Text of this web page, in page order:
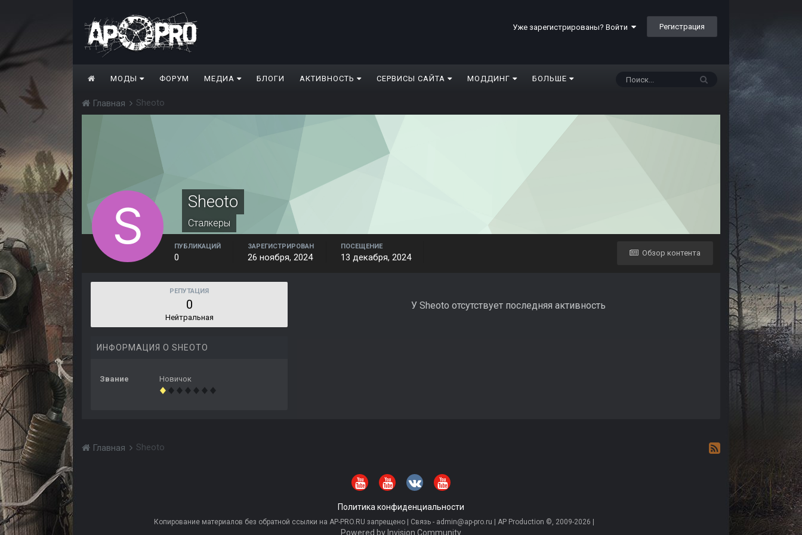
Уже зарегистрированы? Войти Регистрация
МОДЫ ФОРУМ МЕДИА БЛОГИ АКТИВНОСТЬ СЕРВИСЫ САЙТА МОДДИНГ БОЛЬШЕ
Главная Sheoto
Sheoto
Сталкеры
Обзор контента
ПУБЛИКАЦИЙ
0
ЗАРЕГИСТРИРОВАН
26 ноября, 2024
ПОСЕЩЕНИЕ
13 декабря, 2024
РЕПУТАЦИЯ
0
Нейтральная
ИНФОРМАЦИЯ О SHEOTO
Звание Новичок
У Sheoto отсутствует последняя активность
Главная Sheoto
Политика конфиденциальности
Копирование материалов без обратной ссылки на AP-PRO.RU запрещено | Связь - admin@ap-pro.ru | AP Production ©, 2009-2026 |
Powered by Invision Community